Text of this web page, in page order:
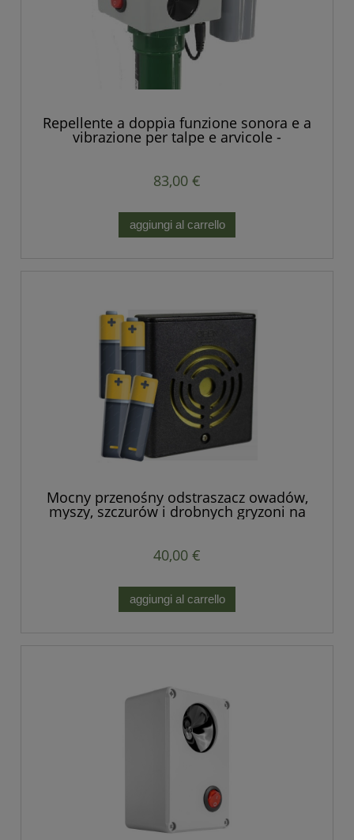
Repellente a doppia funzione sonora e a
vibrazione per talpe e arvicole -
Produzione europea.
83,00 €
aggiungi al carrello
Mocny przenośny odstraszacz owadów,
myszy, szczurów i drobnych gryzoni na
40,00 €
aggiungi al carrello